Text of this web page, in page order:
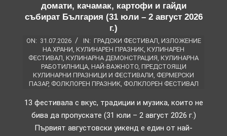
домати, качамак, картофи и гайди
събират България (31 юли – 2 август 2026
г.)
ON: 31.07.2026 IN: ГРАДСКИ ФЕСТИВАЛ ИЗЛОЖЕНИЕ
НА ХРАНИ КУЛИНАРЕН ПРАЗНИК КУЛИНАРЕН
ФЕСТИВАЛ КУЛИНАРНА ДЕМОНСТРАЦИЯ КУЛИНАРНА
РАБОТИЛНИЦА, НАЙ-ВАЖНОТО, ПРЕДСТОЯЩИ
КУЛИНАРНИ ПРАЗНИЦИ И ФЕСТИВАЛИ ФЕРМЕРСКИ
ПАЗАР, ФОЛКЛОРЕН ПРАЗНИК, ФОЛКЛОРЕН ФЕСТИВАЛ
13 фестивала с вкус, традиции и музика, които не
бива да пропускате (31 юли – 2 август 2026 г.)
Първият августовски уикенд е един от най-